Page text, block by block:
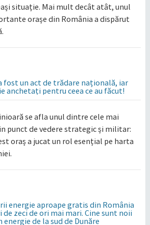
situație. Mai mult decât atât, unul
orașe din România a dispărut
fost un act de trădare națională, iar
anchetați pentru ceea ce au făcut!
se afla unul dintre cele mai
punct de vedere strategic și militar:
oraș a jucat un rol esențial pe harta
energie aproape gratis din România
zeci de ori mai mari. Cine sunt noii
de la sud de Dunăre